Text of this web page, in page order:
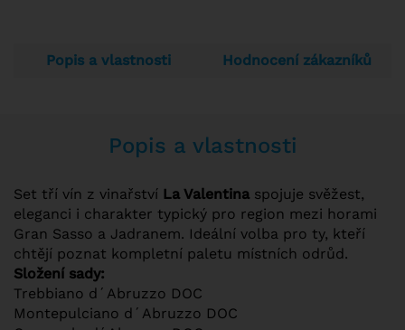
Popis a vlastnosti Hodnocení zákazníků
Popis a vlastnosti
Set tří vín z vinařství La Valentina spojuje svěžest,
eleganci i charakter typický pro region mezi horami
Gran Sasso a Jadranem. Ideální volba pro ty, kteří
chtějí poznat kompletní paletu místních odrůd.
Složení sady:
Trebbiano d´Abruzzo DOC
Montepulciano d´Abruzzo DOC